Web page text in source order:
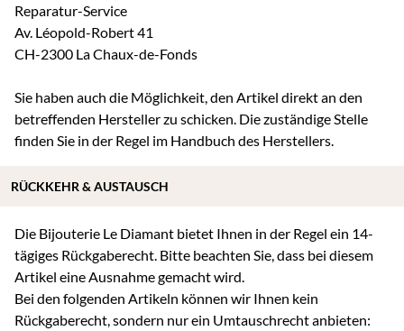
Reparatur-Service
Av. Léopold-Robert 41
CH-2300 La Chaux-de-Fonds
Sie haben auch die Möglichkeit, den Artikel direkt an den
betreffenden Hersteller zu schicken. Die zuständige Stelle
finden Sie in der Regel im Handbuch des Herstellers.
Die Bijouterie Le Diamant bietet Ihnen in der Regel ein 14-
tägiges Rückgaberecht. Bitte beachten Sie, dass bei diesem
Artikel eine Ausnahme gemacht wird.
Bei den folgenden Artikeln können wir Ihnen kein
Rückgaberecht, sondern nur ein Umtauschrecht anbieten:
RÜCKKEHR & AUSTAUSCH